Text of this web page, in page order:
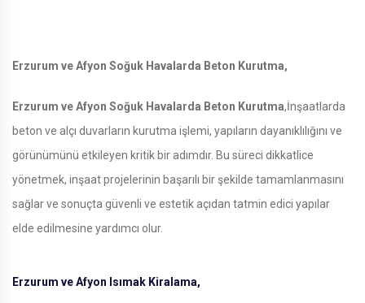
Erzurum ve Afyon Soğuk Havalarda Beton Kurutma,
Erzurum ve Afyon Soğuk Havalarda Beton Kurutma,İnşaatlarda
beton ve alçı duvarların kurutma işlemi, yapıların dayanıklılığını ve
görünümünü etkileyen kritik bir adımdır. Bu süreci dikkatlice
yönetmek, inşaat projelerinin başarılı bir şekilde tamamlanmasını
sağlar ve sonuçta güvenli ve estetik açıdan tatmin edici yapılar
elde edilmesine yardımcı olur.
Erzurum ve Afyon Isımak Kiralama,